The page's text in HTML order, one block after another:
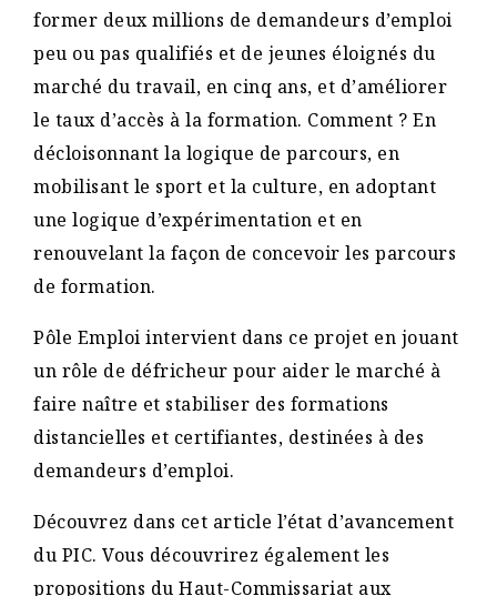
former deux millions de demandeurs d’emploi
peu ou pas qualifiés et de jeunes éloignés du
marché du travail, en cinq ans, et d’améliorer
le taux d’accès à la formation. Comment ? En
décloisonnant la logique de parcours, en
mobilisant le sport et la culture, en adoptant
une logique d’expérimentation et en
renouvelant la façon de concevoir les parcours
de formation.
Pôle Emploi intervient dans ce projet en jouant
un rôle de défricheur pour aider le marché à
faire naître et stabiliser des formations
distancielles et certifiantes, destinées à des
demandeurs d’emploi.
Découvrez dans cet article l’état d’avancement
du PIC. Vous découvrirez également les
propositions du Haut-Commissariat aux